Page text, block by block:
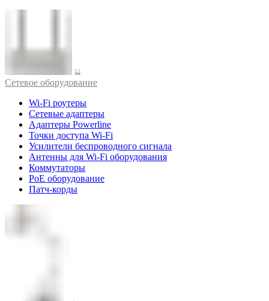
Cетевое оборудование
Wi-Fi роутеры
Сетевые адаптеры
Адаптеры Powerline
Точки доступа Wi-Fi
Усилители беспроводного сигнала
Антенны для Wi-Fi оборудования
Коммутаторы
PoE оборудование
Патч-корды